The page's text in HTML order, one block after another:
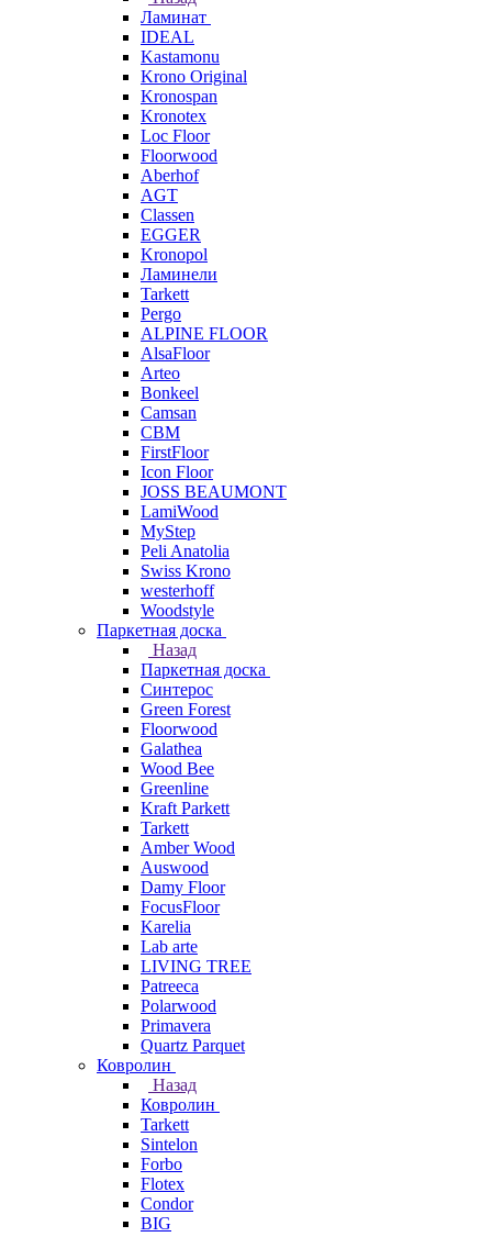
Ламинат
IDEAL
Kastamonu
Krono Original
Kronospan
Kronotex
Loc Floor
Floorwood
Aberhof
AGT
Classen
EGGER
Kronopol
Ламинели
Tarkett
Pergo
ALPINE FLOOR
AlsaFloor
Arteo
Bonkeel
Camsan
CBM
FirstFloor
Icon Floor
JOSS BEAUMONT
LamiWood
MyStep
Peli Anatolia
Swiss Krono
westerhoff
Woodstyle
Паркетная доска
Назад
Паркетная доска
Синтерос
Green Forest
Floorwood
Galathea
Wood Bee
Greenline
Kraft Parkett
Tarkett
Amber Wood
Auswood
Damy Floor
FocusFloor
Karelia
Lab arte
LIVING TREE
Patreeca
Polarwood
Primavera
Quartz Parquet
Ковролин
Назад
Ковролин
Tarkett
Sintelon
Forbo
Flotex
Condor
BIG